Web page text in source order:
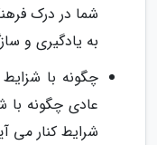
شما در درک
به یادگیری و
چگونه با
عادی چگونه با
شرایط کنار می